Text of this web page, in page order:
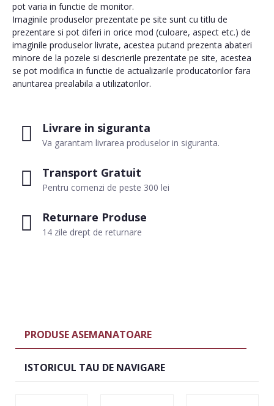
Livrare in siguranta
Va garantam livrarea produselor in siguranta.
Transport Gratuit
Pentru comenzi de peste 300 lei
Returnare Produse
14 zile drept de returnare
pot varia in functie de monitor.
Imaginile produselor prezentate pe site sunt cu titlu de
prezentare si pot diferi in orice mod (culoare, aspect etc.) de
imaginile produselor livrate, acestea putand prezenta abateri
minore de la pozele si descrierile prezentate pe site, acestea
se pot modifica in functie de actualizarile producatorilor fara
anuntarea prealabila a utilizatorilor.
PRODUSE ASEMANATOARE
ISTORICUL TAU DE NAVIGARE